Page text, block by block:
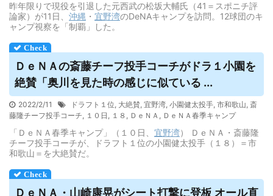
昨年限りで現役を引退した元西武の松坂大輔氏（41＝スポニチ評
論家）が11日、 沖縄 ・ 宜野湾のDeNAキャンプを訪問。12球団のキ
ャンプ視察を「制覇」した。
ＤｅＮＡの斎藤チーフ投手コーチがドラ１小園を
絶賛「奥川を見た時の感じに似ている ...
2022/2/11 ドラフト１位, 大絶賛, 宜野湾, 小園健太投手, 市和歌山, 斎
藤隆チーフ投手コーチ, １０日 , １８ , ＤｅＮＡ , ＤｅＮＡ春季キャンプ
「ＤｅＮＡ春季キャンプ」（１０日、 宜野湾） ＤｅＮＡ・斎藤隆
チーフ投手コーチが、ドラフト１位の小園健太投手（１８）＝市
和歌山＝を大絶賛だ。
ＤｅＮＡ・山崎康晃がシート打撃に登板 オール直